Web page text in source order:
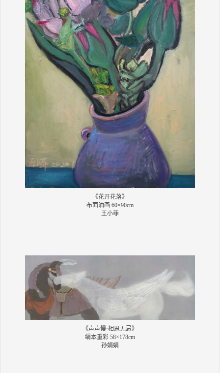
《花开花落》
布面油画 60×90cm
王小菲
《声声慢·相思无忌》
绢本重彩 58×178cm
孙娟娟